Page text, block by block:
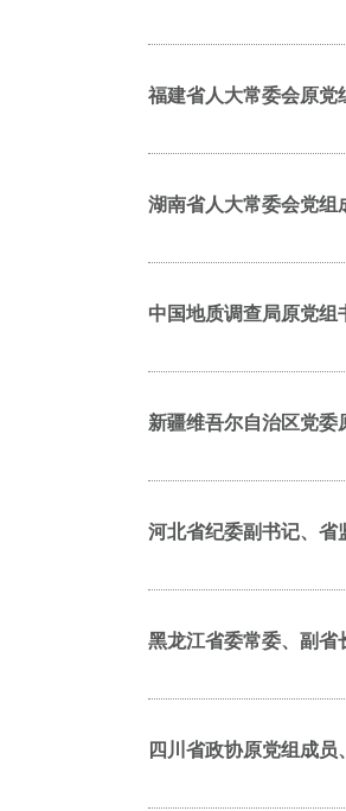
福建省人大常委会原党
湖南省人大常委会党组
中国地质调查局原党
新疆维吾尔自治区党
河北省纪委副书记、省
黑龙江省委常委、副省
四川省政协原党组成